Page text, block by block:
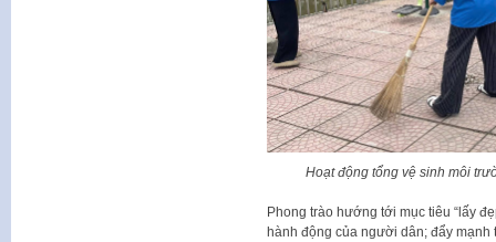
Hoạt động tổng vệ sinh môi
Phong trào hướng tới mục tiêu “lấy
hành động của người dân; đẩy